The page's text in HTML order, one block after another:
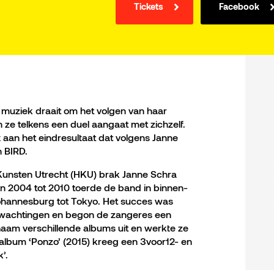
Tickets Facebook
draait om het volgen van haar
telkens een duel aangaat met zichzelf.
het eindresultaat dat volgens Janne
Utrecht (HKU) brak Janne Schra
2004 tot 2010 toerde de band in binnen-
tot Tokyo. Het succes was
en begon de zangeres een
verschillende albums uit en werkte ze
‘Ponzo’ (2015) kreeg een 3voor12- en